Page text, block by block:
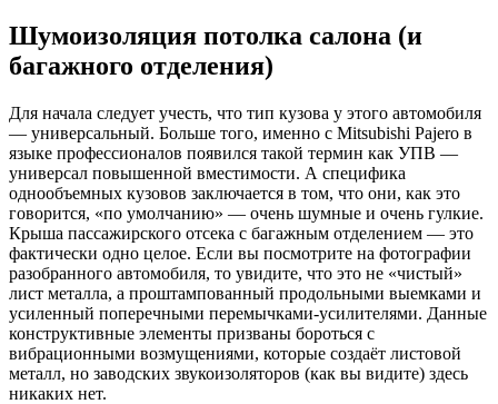
Шумоизоляция потолка салона (и
багажного отделения)
Для начала следует учесть, что тип кузова у этого автомобиля
— универсальный. Больше того, именно с Mitsubishi Pajero в
языке профессионалов появился такой термин как УПВ —
универсал повышенной вместимости. А специфика
однообъемных кузовов заключается в том, что они, как это
говорится, «по умолчанию» — очень шумные и очень гулкие.
Крыша пассажирского отсека с багажным отделением — это
фактически одно целое. Если вы посмотрите на фотографии
разобранного автомобиля, то увидите, что это не «чистый»
лист металла, а проштампованный продольными выемками и
усиленный поперечными перемычками-усилителями. Данные
конструктивные элементы призваны бороться с
вибрационными возмущениями, которые создаёт листовой
металл, но заводских звукоизоляторов (как вы видите) здесь
никаких нет.